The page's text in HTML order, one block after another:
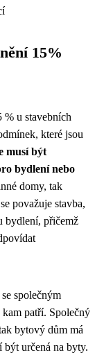
15%
% u stavebních
které jsou
musí být
bydlení nebo
domy, tak
považuje stavba,
bydlení, přičemž
společným
kam patří. Společný
bytový dům má
určená na byty.